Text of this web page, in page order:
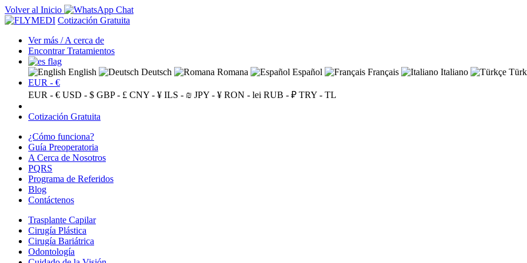
Volver al Inicio
Cotización Gratuita
Ver más / A cerca de
Encontrar Tratamientos
English Deutsch Romana Español Français Italiano
EUR - €
EUR - € USD - $ GBP - £ CNY - ¥ ILS - ₪ JPY - ¥ RON - lei RUB - ₽ TRY - TL
Cotización Gratuita
¿Cómo funciona?
Guía Preoperatoria
A Cerca de Nosotros
PQRS
Programa de Referidos
Blog
Contáctenos
Trasplante Capilar
Cirugía Plástica
Cirugía Bariátrica
Odontología